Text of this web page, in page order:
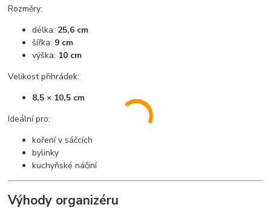
Rozměry:
délka: 25,6 cm
šířka: 9 cm
výška: 10 cm
Velikost přihrádek:
8,5 × 10,5 cm
Ideální pro:
koření v sáčcích
bylinky
kuchyňské náčiní
Výhody organizéru